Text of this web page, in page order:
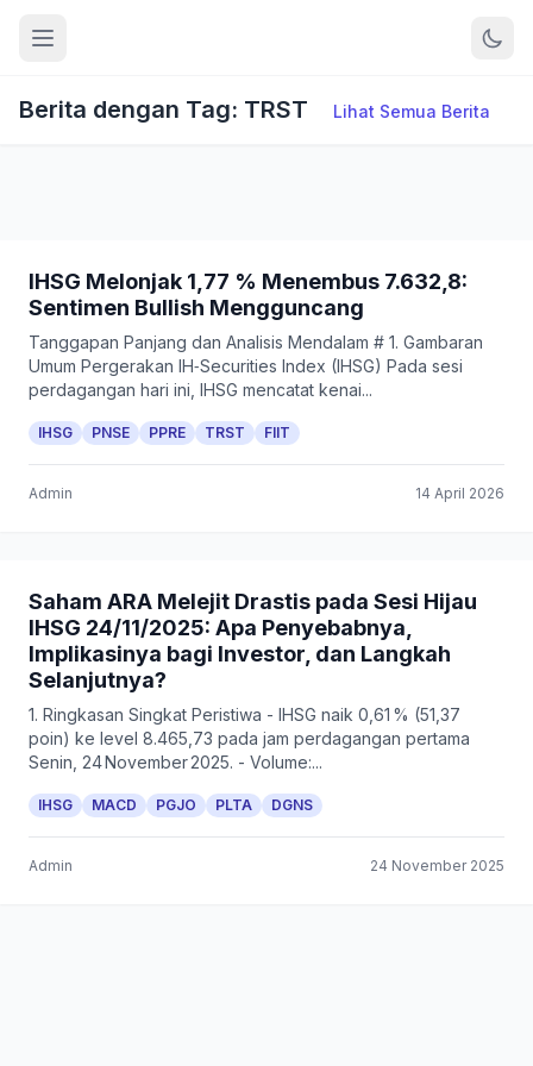
Berita dengan Tag: TRST Lihat Semua Berita
IHSG Melonjak 1,77 % Menembus 7.632,8:
Sentimen Bullish Mengguncang
Tanggapan Panjang dan Analisis Mendalam # 1. Gambaran
Umum Pergerakan IH‑Securities Index (IHSG) Pada sesi
perdagangan hari ini, IHSG mencatat kenai...
IHSG PNSE PPRE TRST FIIT
Admin 14 April 2026
Saham ARA Melejit Drastis pada Sesi Hijau
IHSG 24/11/2025: Apa Penyebabnya,
Implikasinya bagi Investor, dan Langkah
Selanjutnya?
1. Ringkasan Singkat Peristiwa - IHSG naik 0,61 % (51,37
poin) ke level 8.465,73 pada jam perdagangan pertama
Senin, 24 November 2025. - Volume:...
IHSG MACD PGJO PLTA DGNS
Admin 24 November 2025